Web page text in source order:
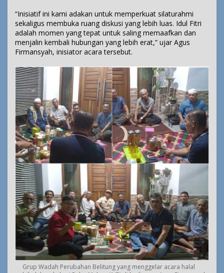
“Inisiatif ini kami adakan untuk memperkuat silaturahmi
sekaligus membuka ruang diskusi yang lebih luas. Idul Fitri
adalah momen yang tepat untuk saling memaafkan dan
menjalin kembali hubungan yang lebih erat,” ujar Agus
Firmansyah, inisiator acara tersebut.
Grup Wadah Perubahan Belitung yang menggelar acara halal